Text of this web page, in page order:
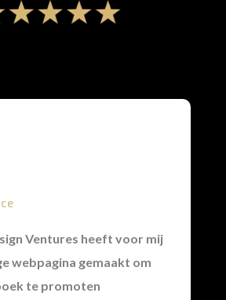
Ventures heeft voor mij
webpagina gemaakt om
te promoten